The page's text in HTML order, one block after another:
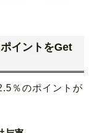
イントをGet
％のポイントが